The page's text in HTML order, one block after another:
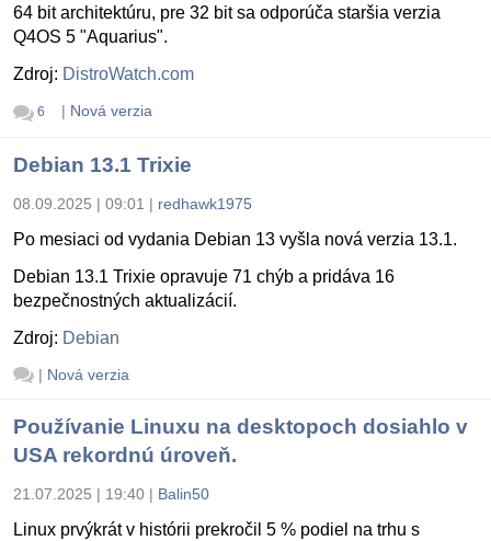
64 bit architektúru, pre 32 bit sa odporúča staršia verzia
Q4OS 5 "Aquarius".
Zdroj: DistroWatch.com
6 | Nová verzia
Debian 13.1 Trixie
08.09.2025 | 09:01 | redhawk1975
Po mesiaci od vydania Debian 13 vyšla nová verzia 13.1.
Debian 13.1 Trixie opravuje 71 chýb a pridáva 16
bezpečnostných aktualizácií.
Zdroj: Debian
| Nová verzia
Používanie Linuxu na desktopoch dosiahlo v
USA rekordnú úroveň.
21.07.2025 | 19:40 | Balin50
Linux prvýkrát v histórii prekročil 5 % podiel na trhu s